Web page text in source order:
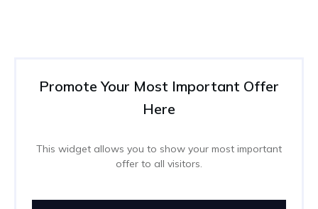
Promote Your Most Important Offer
Here
This widget allows you to show your most important
offer to all visitors.